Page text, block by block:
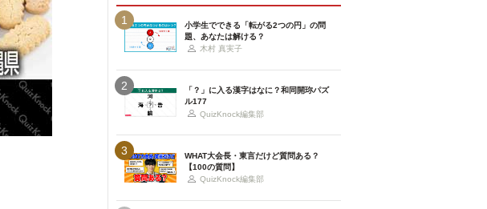
1
小学生でできる「転がる2つの円」の問
題、あなたは解ける？
木村 真実子
2
「？」に入る漢字はなに？和同開珎パズ
ル177
QuizKnock編集部
3
WHAT大会長・東言だけど質問ある？
【100の質問】
QuizKnock編集部